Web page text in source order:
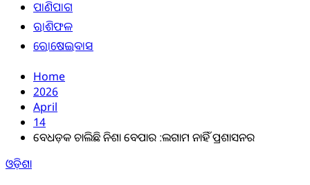
ପାଣିପାଗ
ରାଶିଫଳ
ରୋଷେଇବାସ
Home
2026
April
14
ବେଧଡ଼କ ଚାଲିଛି ନିଶା ବେପାର :ଲଗାମ ନାହିଁ ପ୍ରଶାସନର
ଓଡ଼ିଶା